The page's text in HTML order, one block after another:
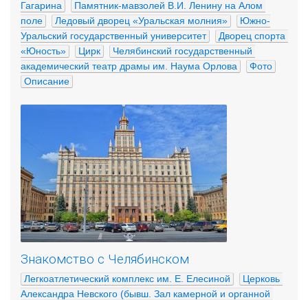
Гагарина
Памятник-мавзолей В.И. Ленину на Алом
поле
Ледовый дворец «Уральская молния»
Южно-
Уральский государственный университет
Дворец спорта
«Юность»
Цирк
Челябинский государственный
академический театр драмы им. Наума Орлова
Фото
Описание
Знакомство с Челябинском
Легкоатлетический комплекс им. Е. Елесиной
Церковь
Александра Невского (бывш. Зал камерной и органной